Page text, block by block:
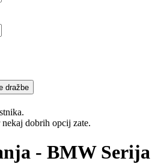
dražbe
dobrih opcij zate.
- BMW Serija